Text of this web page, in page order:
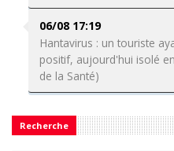
06/08 17:19
Hantavirus : un touriste
positif, aujourd'hui isolé
de la Santé)
Recherche